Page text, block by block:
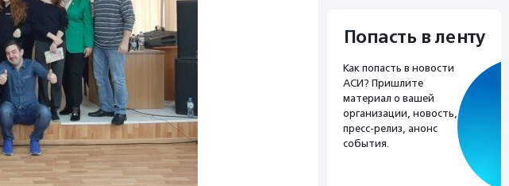
Попасть в ленту
Как попасть в новости
АСИ? Пришлите
материал о вашей
организации, новость,
пресс-релиз, анонс
события.